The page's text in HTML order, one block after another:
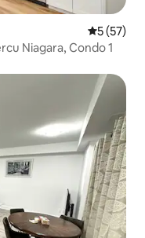
Średnia
5 (57)
Niagara, Condo 1